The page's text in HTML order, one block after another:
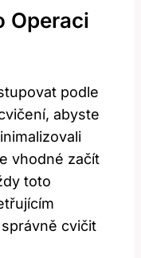
Operaci
podle
abyste
vhodné začít
toto
cvičit